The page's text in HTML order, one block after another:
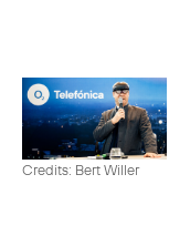
Credits: Bert Willer